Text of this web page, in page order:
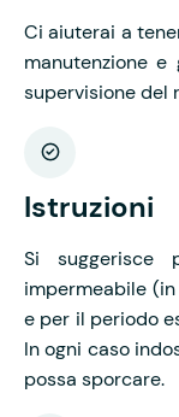
Ci aiuterai a
manutenzione
supervisione del
Istruzioni
Si suggerisce
impermeabile
e per il periodo
In ogni caso
possa sporcare.